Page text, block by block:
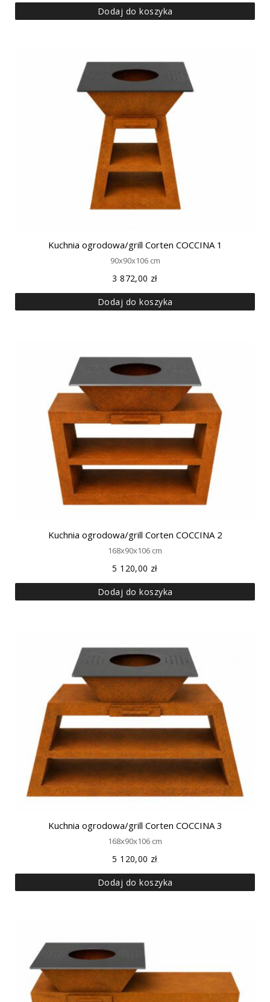
Dodaj do koszyka
Kuchnia ogrodowa/grill Corten COCCINA 1
90x90x106 cm
3 872,00 zł
Dodaj do koszyka
Kuchnia ogrodowa/grill Corten COCCINA 2
168x90x106 cm
5 120,00 zł
Dodaj do koszyka
Kuchnia ogrodowa/grill Corten COCCINA 3
168x90x106 cm
5 120,00 zł
Dodaj do koszyka